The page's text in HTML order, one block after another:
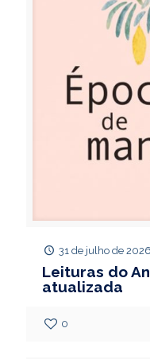
31 de julho de 2026
Leituras do
atualizada
0